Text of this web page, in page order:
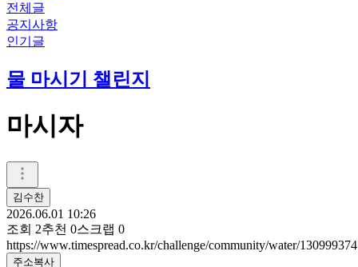
전체글
공지사항
인기글
물 마시기 챌린지
마시자
김수찬
2026.06.01 10:26
조회 2추천 0스크랩 0
https://www.timespread.co.kr/challenge/community/water/130999374
주소복사